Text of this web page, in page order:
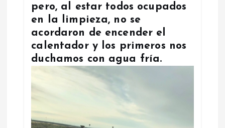
pero, al estar todos ocupados
en la limpieza, no se
acordaron de encender el
calentador y los primeros nos
duchamos con agua fría.